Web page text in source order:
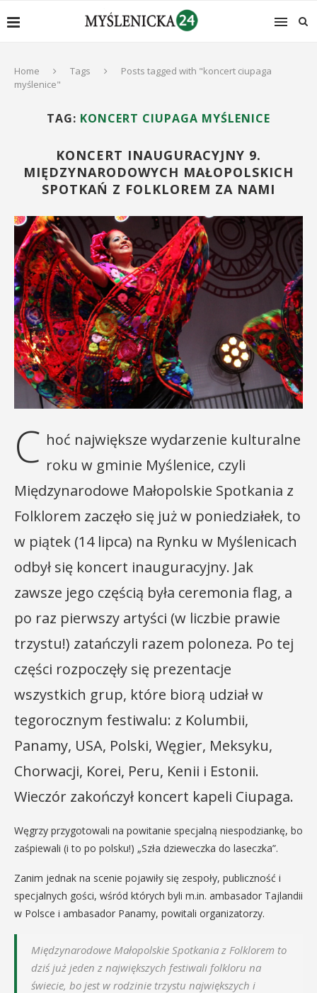
Home Tags
Posts tagged with "koncert ciupaga
myślenice"
TAG: KONCERT CIUPAGA MYŚLENICE
KONCERT INAUGURACYJNY 9.
MIĘDZYNARODOWYCH MAŁOPOLSKICH
SPOTKAŃ Z FOLKLOREM ZA NAMI
C hoć największe wydarzenie kulturalne
roku w gminie Myślenice, czyli
Międzynarodowe Małopolskie Spotkania z
Folklorem zaczęło się już w poniedziałek, to
w piątek (14 lipca) na Rynku w Myślenicach
odbył się koncert inauguracyjny. Jak
zawsze jego częścią była ceremonia flag, a
po raz pierwszy artyści (w liczbie prawie
trzystu!) zatańczyli razem poloneza. Po tej
części rozpoczęły się prezentacje
wszystkich grup, które biorą udział w
tegorocznym festiwalu: z Kolumbii,
Panamy, USA, Polski, Węgier, Meksyku,
Chorwacji, Korei, Peru, Kenii i Estonii.
Wieczór zakończył koncert kapeli Ciupaga.
Węgrzy przygotowali na powitanie specjalną niespodziankę, bo
zaśpiewali (i to po polsku!) „Szła dzieweczka do laseczka”.
Zanim jednak na scenie pojawiły się zespoły, publiczność i
specjalnych gości, wśród których byli m.in. ambasador Tajlandii
w Polsce i ambasador Panamy, powitali organizatorzy.
Międzynarodowe Małopolskie Spotkania z Folklorem to
dziś już jeden z największych festiwali folkloru na
świecie, bo jest w rodzinie trzystu największych i